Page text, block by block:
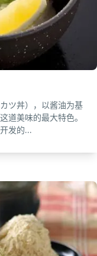
ツ丼），以酱油为基
道美味的最大特色。
发的...